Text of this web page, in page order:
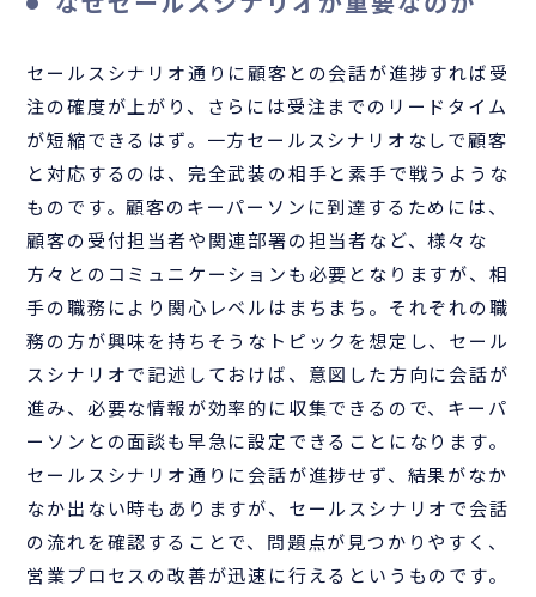
セールスシナリオ通りに顧客との会話が進捗すれば受
注の確度が上がり、さらには受注までのリードタイム
が短縮できるはず。一方セールスシナリオなしで顧客
と対応するのは、完全武装の相手と素手で戦うような
ものです。顧客のキーパーソンに到達するためには、
顧客の受付担当者や関連部署の担当者など、様々な
方々とのコミュニケーションも必要となりますが、相
手の職務により関心レベルはまちまち。それぞれの職
務の方が興味を持ちそうなトピックを想定し、セール
スシナリオで記述しておけば、意図した方向に会話が
進み、必要な情報が効率的に収集できるので、キーパ
ーソンとの面談も早急に設定できることになります。
セールスシナリオ通りに会話が進捗せず、結果がなか
なか出ない時もありますが、セールスシナリオで会話
の流れを確認することで、問題点が見つかりやすく、
営業プロセスの改善が迅速に行えるというものです。